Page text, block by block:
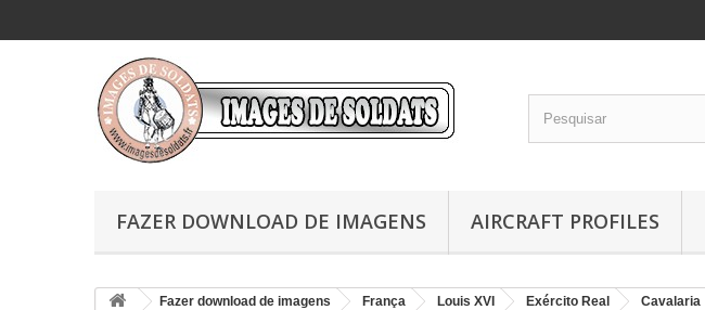
FAZER DOWNLOAD DE IMAGENS AIRCRAFT PROFILES
Fazer download de imagens França Louis XVI Exército Real Cavalaria